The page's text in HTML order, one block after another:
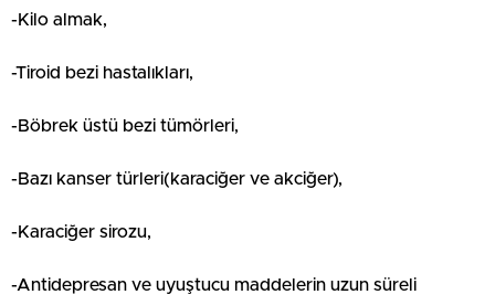
-Kilo almak,
-Tiroid bezi hastalıkları,
-Böbrek üstü bezi tümörleri,
-Bazı kanser türleri(karaciğer ve akciğer),
-Karaciğer sirozu,
-Antidepresan ve uyuştucu maddelerin uzun süreli